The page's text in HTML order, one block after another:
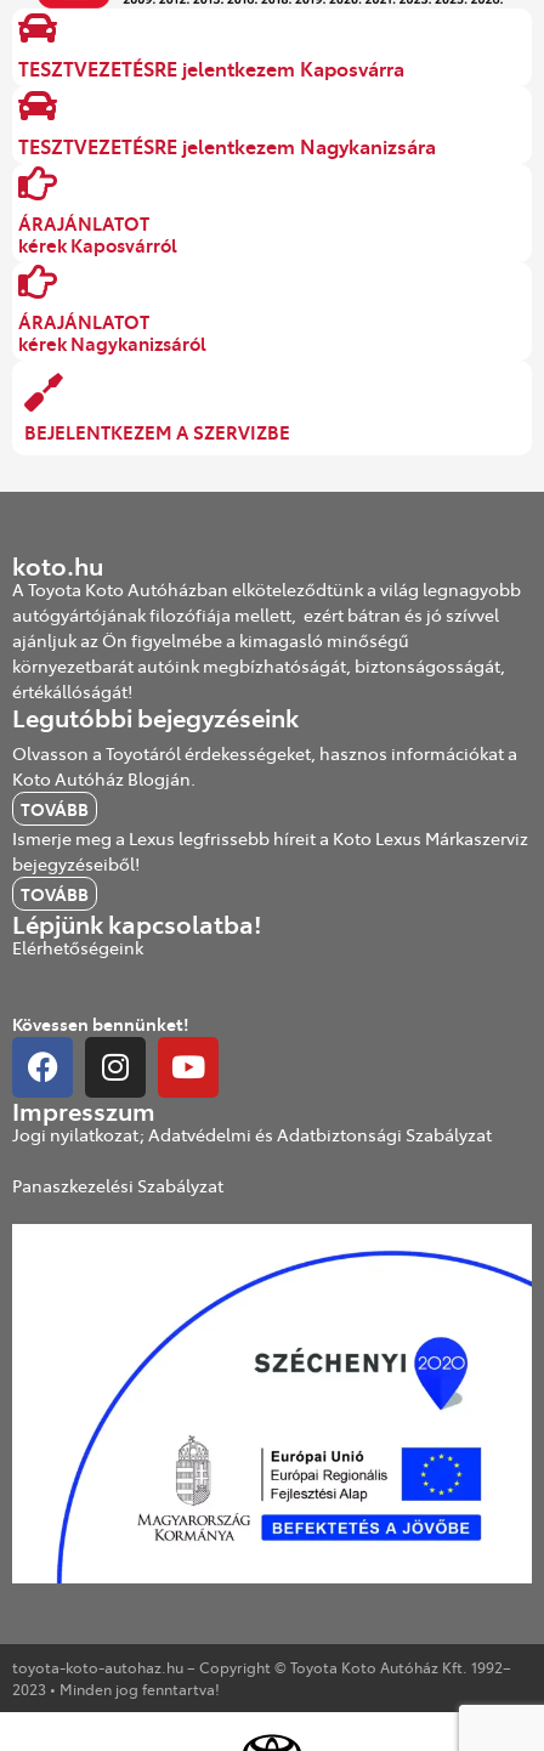
TESZTVEZETÉSRE jelentkezem Kaposvárra
TESZTVEZETÉSRE jelentkezem Nagykanizsára
ÁRAJÁNLATOT
kérek Kaposvárról
ÁRAJÁNLATOT
kérek Nagykanizsáról
BEJELENTKEZEM A SZERVIZBE
koto.hu
A Toyota Koto Autóházban elköteleződtünk a világ legnagyobb
autógyártójának filozófiája mellett, ezért bátran és jó szívvel
ajánljuk az Ön figyelmébe a kimagasló minőségű
környezetbarát autóink megbízhatóságát, biztonságosságát,
értékállóságát!
Legutóbbi bejegyzéseink
Olvasson a Toyotáról érdekességeket, hasznos információkat a
Koto Autóház Blogján.
TOVÁBB
Ismerje meg a Lexus legfrissebb híreit a Koto Lexus Márkaszerviz
bejegyzéseiből!
TOVÁBB
Lépjünk kapcsolatba!
Elérhetőségeink
Kövessen bennünket!
Impresszum
Jogi nyilatkozat; Adatvédelmi és Adatbiztonsági Szabályzat
Panaszkezelési Szabályzat
toyota-koto-autohaz.hu – Copyright © Toyota Koto Autóház Kft. 1992–
2023 • Minden jog fenntartva!